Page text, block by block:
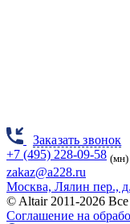
Заказать звонок
+7 (495) 228-09-58 (мн)
zakaz@a228.ru
Москва, Лялин пер.,
© Altair 2011-2026
Соглашение на